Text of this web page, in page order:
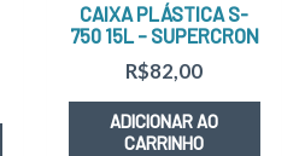
CAIXA PLÁSTICA S-
750 15L – SUPERCRON
R$82,00
ADICIONAR AO
CARRINHO